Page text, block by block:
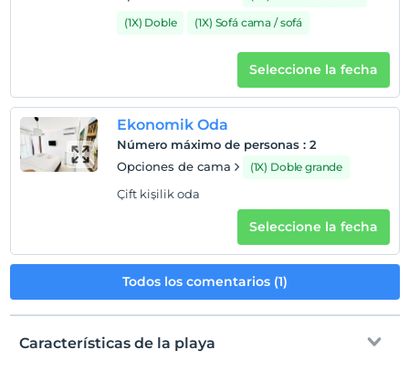
(1X) Doble
(1X) Sofá cama / sofá
Seleccione la fecha
Ekonomik Oda
Número máximo de personas : 2
Opciones de cama
(1X) Doble grande
Çift kişilik oda
Seleccione la fecha
Todos los comentarios (1)
Características de la playa